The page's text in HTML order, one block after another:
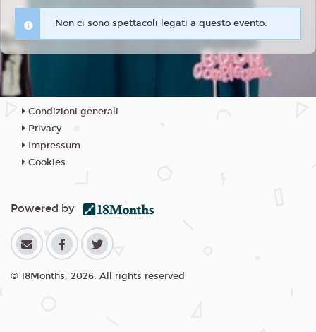
Non ci sono spettacoli legati a questo evento.
Condizioni generali
Privacy
Impressum
Cookies
Powered by
© 18Months, 2026. All rights reserved